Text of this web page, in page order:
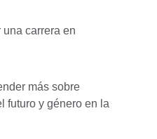
carrera en
más sobre
futuro y género en la